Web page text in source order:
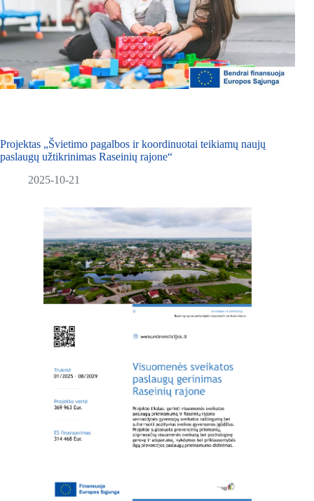
Projektas „Švietimo pagalbos ir koordinuotai teikiamų naujų
paslaugų užtikrinimas Raseinių rajone“
2025-10-21